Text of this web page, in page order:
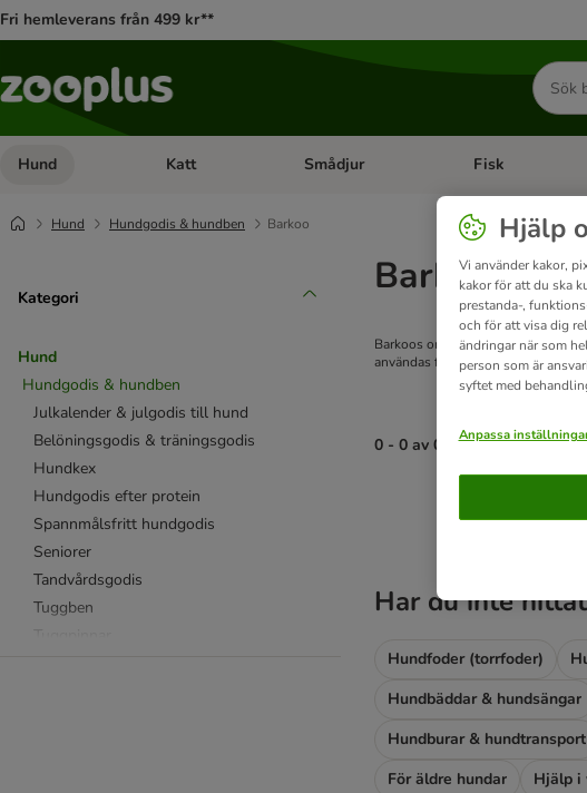
Fri hemleverans från 499 kr**
Sök
efter
Hund Open category menu: Hund
Katt Open category menu: Katt
Smådjur Open category
Fisk
Hund Hundgodis & hundben Barkoo
Kategori
Hund
Hundgodis & hundben
Julkalender & julgodis till hund
Belöningsgodis & träningsgodis
Hundkex
Hundgodis efter protein
Spannmålsfritt hundgodis
Seniorer
Tandvårdsgodis
Tuggben
Barkoo
Barkoos omtyckta hundgodis
användas för såväl belöning som
0 - 0 av 0 resultat
Har du inte
Hundfoder (torrfoder)
Hundbäddar & hundsängar
Hundburar & hundtransport
För äldre hundar
Hjälp i
Hjälp
Vi använder kakor,
kakor för att du ska
prestanda-,
och för att visa dig
ändringar när som
person som är
syftet med
Anpassa